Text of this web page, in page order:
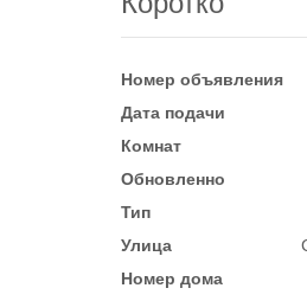
Номер объявления
Дата подачи
Комнат
Обновленно
Тип
Улица
Номер дома